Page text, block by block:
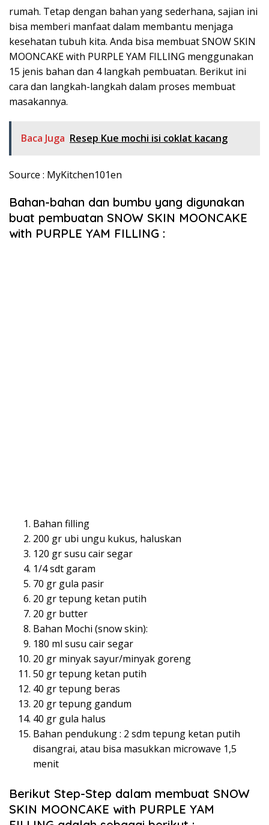
rumah. Tetap dengan bahan yang sederhana, sajian ini
bisa memberi manfaat dalam membantu menjaga
kesehatan tubuh kita. Anda bisa membuat SNOW SKIN
MOONCAKE with PURPLE YAM FILLING menggunakan
15 jenis bahan dan 4 langkah pembuatan. Berikut ini
cara dan langkah-langkah dalam proses membuat
masakannya.
Baca Juga Resep Kue mochi isi coklat kacang
Source : MyKitchen101en
Bahan-bahan dan bumbu yang digunakan
buat pembuatan SNOW SKIN MOONCAKE
with PURPLE YAM FILLING :
Bahan filling
200 gr ubi ungu kukus, haluskan
120 gr susu cair segar
1/4 sdt garam
70 gr gula pasir
20 gr tepung ketan putih
20 gr butter
Bahan Mochi (snow skin):
180 ml susu cair segar
20 gr minyak sayur/minyak goreng
50 gr tepung ketan putih
40 gr tepung beras
20 gr tepung gandum
40 gr gula halus
Bahan pendukung : 2 sdm tepung ketan putih
disangrai, atau bisa masukkan microwave 1,5
menit
Berikut Step-Step dalam membuat SNOW
SKIN MOONCAKE with PURPLE YAM